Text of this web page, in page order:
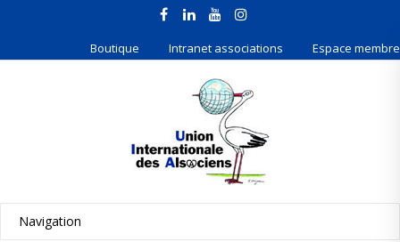
Boutique Intranet associations Espace membre